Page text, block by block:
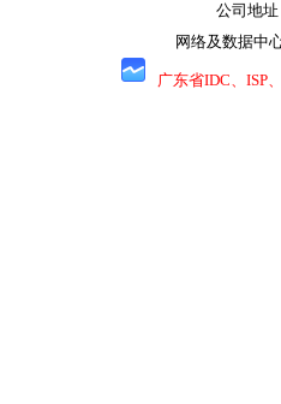
公司地
网络及数据中
广东省IDC、ISP